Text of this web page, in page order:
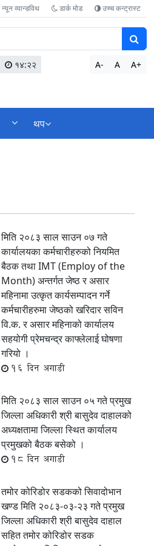
न्यून व्यान्डविथ डार्क मोड उच्च कन्ट्रास्ट
१४:२२ A- A A+
थप
मिति २०८३ साल साउन ०७ गते
कार्यालयका कर्मचारीहरुको नियमित
बैठक तथा IMT (Employ of the
Month) अन्तर्गत जेष्ठ र असार
महिनामा उत्कृत कार्यसम्पादन गर्ने
कर्मचारीहरुमा जेष्ठको खरिदार सविन
वि.क. र असार महिनाको कार्यालय
सहयोगी प्रेमचन्द्र काफ्लेलाई घोषणा
गरियो ।
16 दिन अगाडी
मिति २०८३ साल साउन ०५ गते प्रमुख
जिल्ला अधिकारी श्री बासुदेव दाहालको
अध्यक्षतामा जिल्ला स्थित कार्यालय
प्रमुखको बैठक बसेको ।
18 दिन अगाडी
तमोर कोरिडोर सडकको सिवादोभान
खण्ड मिति २०८३-०३-२३ गते प्रमुख
जिल्ला अधिकारी श्री बासुदेव दाहाल
सहित तमोर कोरिडोर सडक